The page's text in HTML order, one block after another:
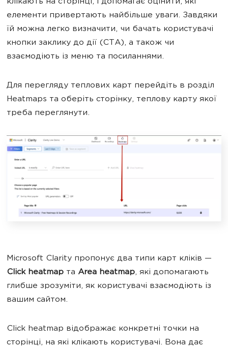
клікають на сторінці, і допомагає оцінити, які
елементи привертають найбільше уваги. Завдяки
їй можна легко визначити, чи бачать користувачі
кнопки заклику до дії (CTA), а також чи
взаємодіють із меню та посиланнями.
Для перегляду теплових карт перейдіть в розділ
Heatmaps та оберіть сторінку, теплову карту якої
треба переглянути.
Microsoft Clarity пропонує два типи карт кліків —
Click heatmap та Area heatmap, які допомагають
глибше зрозуміти, як користувачі взаємодіють із
вашим сайтом.
Click heatmap відображає конкретні точки на
сторінці, на які клікають користувачі. Вона дає